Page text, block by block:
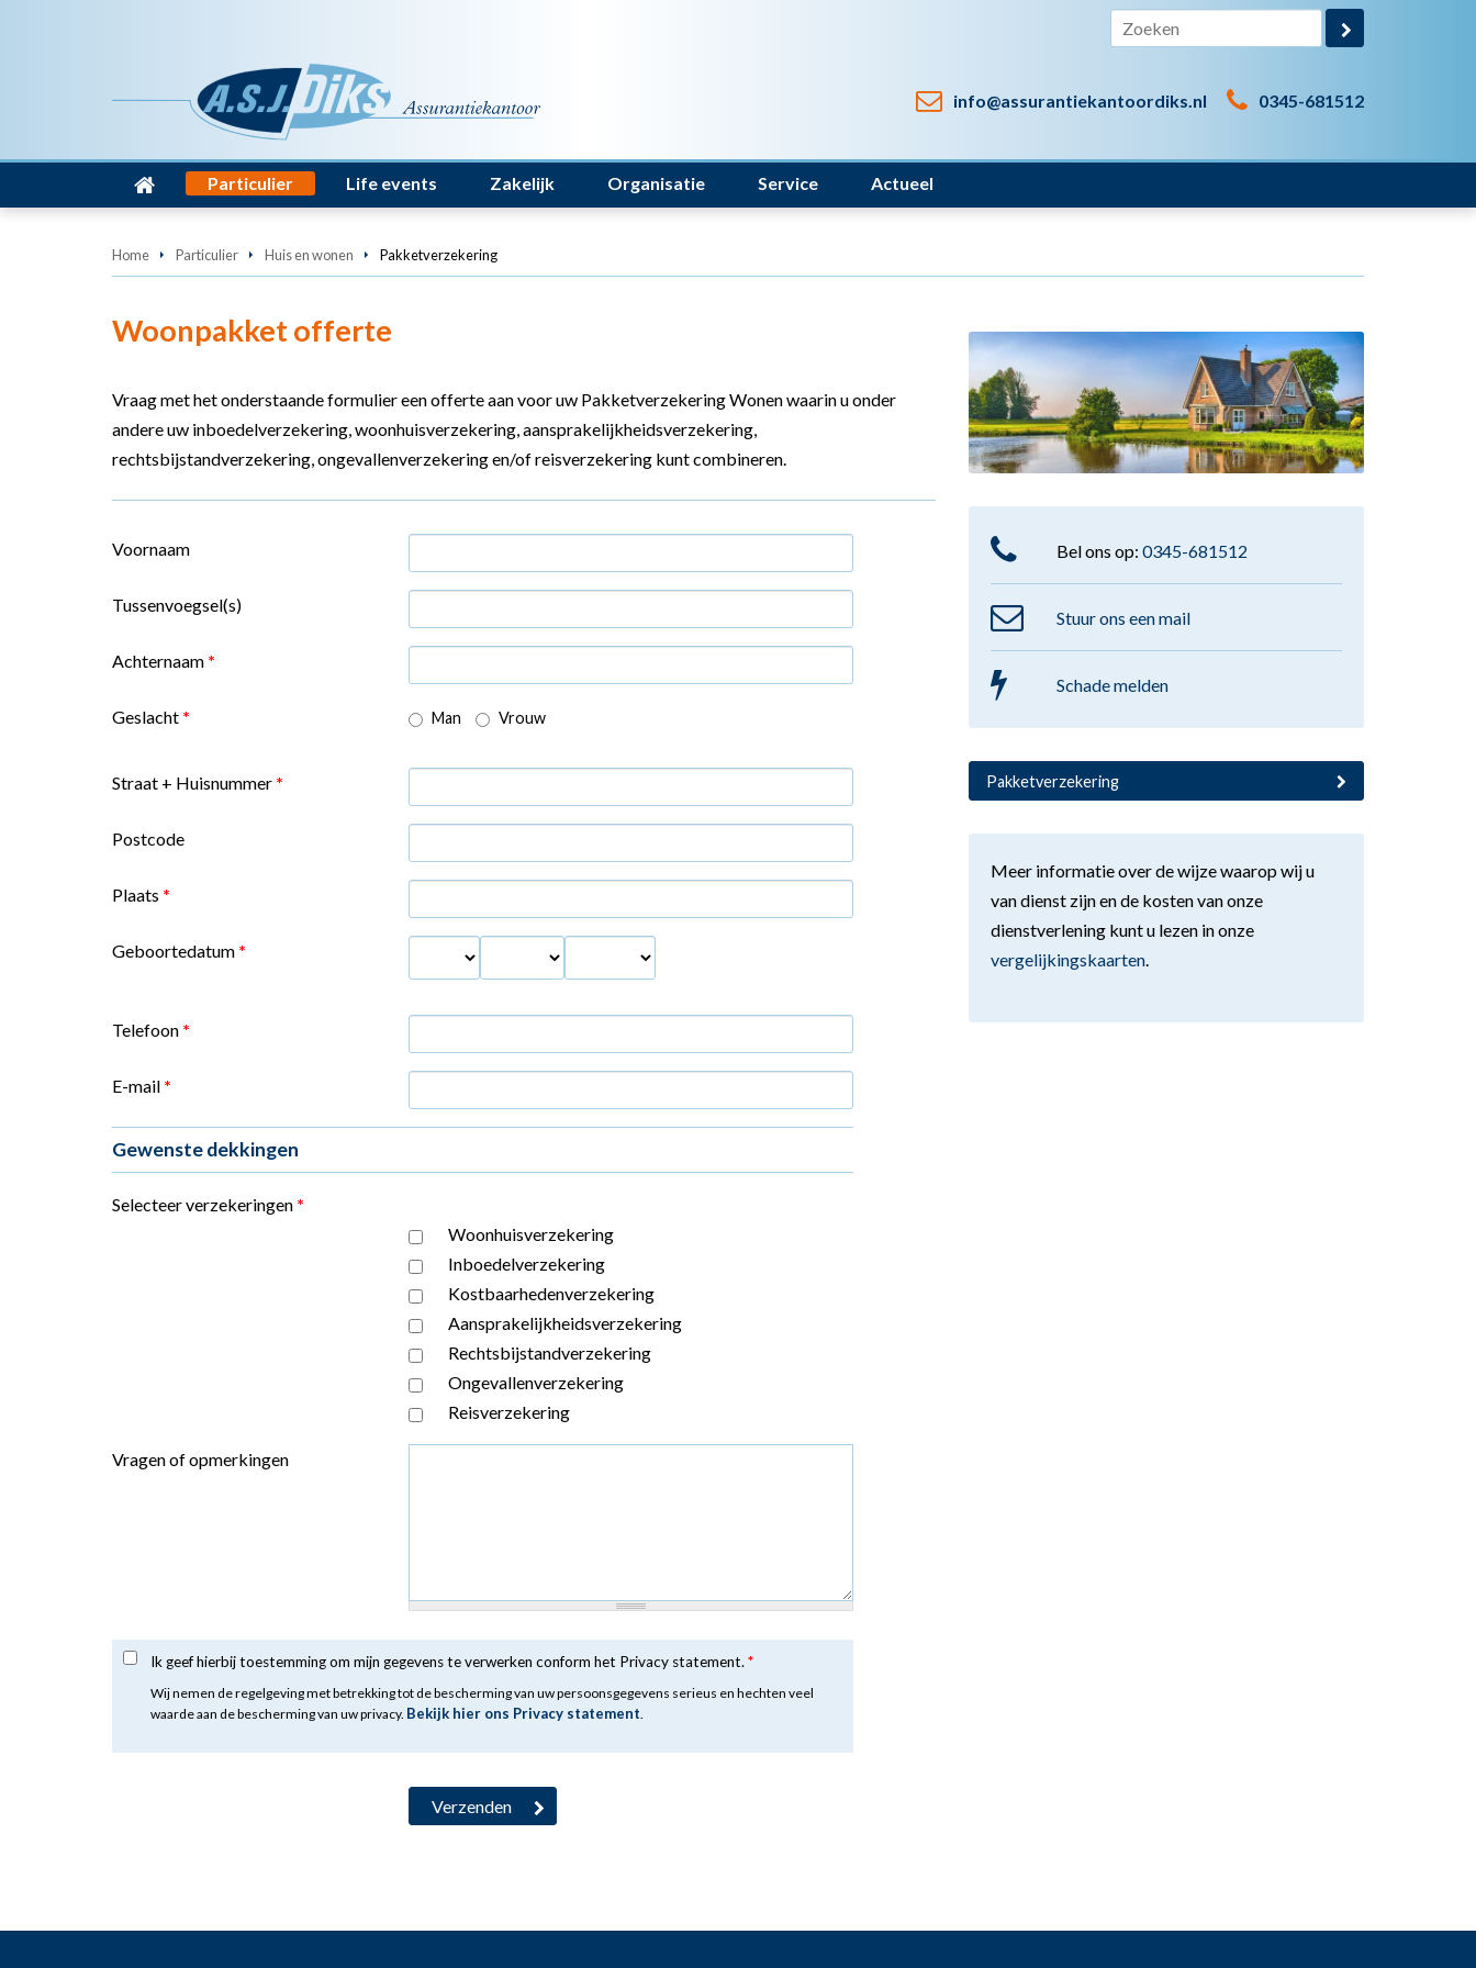
info@assurantiekantoordiks.nl 0345-681512
Particulier Life events Zakelijk Organisatie Service Actueel
Home Particulier Huis en wonen Pakketverzekering
Woonpakket offerte
Vraag met het onderstaande formulier een offerte aan voor uw Pakketverzekering Wonen waarin u onder
andere uw inboedelverzekering, woonhuisverzekering, aansprakelijkheidsverzekering,
rechtsbijstandverzekering, ongevallenverzekering en/of reisverzekering kunt combineren.
Voornaam
Tussenvoegsel(s)
Achternaam *
Geslacht * Man Vrouw
Straat + Huisnummer *
Postcode
Plaats *
Geboortedatum *
Telefoon *
E-mail *
Gewenste dekkingen
Selecteer verzekeringen *
Woonhuisverzekering
Inboedelverzekering
Kostbaarhedenverzekering
Aansprakelijkheidsverzekering
Rechtsbijstandverzekering
Ongevallenverzekering
Reisverzekering
Vragen of opmerkingen
Ik geef hierbij toestemming om mijn gegevens te verwerken conform het Privacy statement.*
Wij nemen de regelgeving met betrekking tot de bescherming van uw persoonsgegevens serieus en hechten veel
waarde aan de bescherming van uw privacy. Bekijk hier ons Privacy statement.
Bel ons op: 0345-681512
Stuur ons een mail
Schade melden
Pakketverzekering
Meer informatie over de wijze waarop wij u
van dienst zijn en de kosten van onze
dienstverlening kunt u lezen in onze
vergelijkingskaarten.